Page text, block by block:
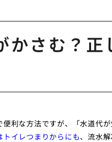
かさむ？正
利な方法ですが、「水道代
イレつまりからにも、流水